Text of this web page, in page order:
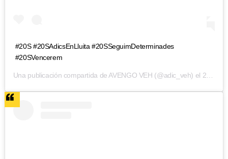
#20S #20SAdicsEnLluita #20SSeguimDeterminades
#20SVencerem
Una publicación compartida de AVENGO VEH (@adic_veh) el 21 Sep, 2018 a laso 3:15 PDT